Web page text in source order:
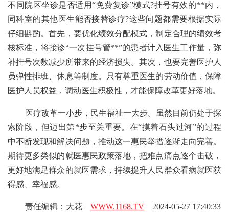
不同院区坐诊是否适用“免费复诊”模式?挂号有效的**内，
同科室的其他医生能否接替诊疗?这些问题都需要根据实际
仔细斟酌。首先，要优化绩效分配模式，制定合理的绩效考
核标准，将接诊“一次挂号管**”的患者计入医生工作量，弥
补挂号次数减少所带来的经济损失。其次，也要完善医护人
员弹性排班、休息等制度。只有尊重医生的劳动价值，保障
医护人员权益，调动医生积极性，才能保障改革更好落地。
医疗改革一小步，民生福祉一大步。虽然目前仍处于探
索阶段，但迈出第*步至关重要。在“摸着石头过河”的过程
中不断发现和解决问题，推动这一惠民举措逐渐走向完善。
期待更多类似的就医惠民政策落地，把难点痛点逐个击破，
更好地满足群众的就医需求，持续提升人民群众看病就医获
得感、幸福感。
责任编辑：大花 WWW.1168.TV2024-05-27 17:40:33